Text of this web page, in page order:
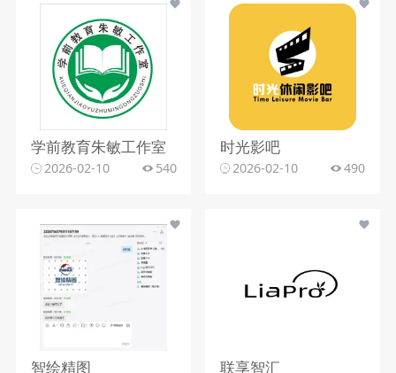
学前教育朱敏工作室
2026-02-10 540
时光影吧
2026-02-10 490
智绘精图 联享智汇